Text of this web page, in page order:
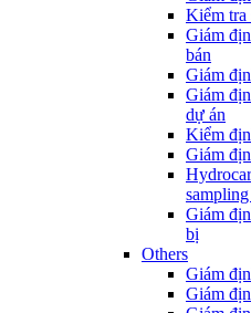
Kiểm tra
Giám
bán
Giám
Giám
dự án
Kiểm
Giám
Giám
bị
Others
Giám
Giám